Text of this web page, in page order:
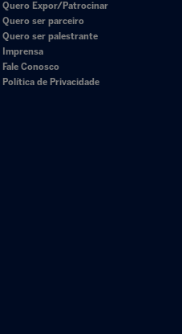
Quero Expor/Patrocinar
Quero ser parceiro
Quero ser palestrante
Imprensa
Fale Conosco
Política de Privacidade